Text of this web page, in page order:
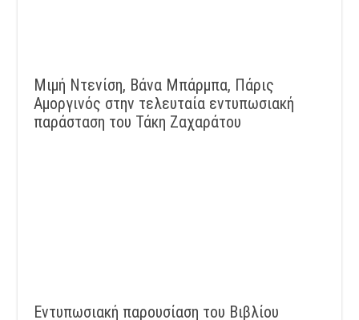
Μιμή Ντενίση, Βάνα Μπάρμπα, Πάρις
Αμοργινός στην τελευταία εντυπωσιακή
παράσταση του Τάκη Ζαχαράτου
Εντυπωσιακή παρουσίαση του Βιβλίου